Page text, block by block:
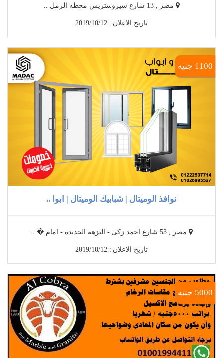
مصر , 13 شارع سيزوستريس محطه الرمل ..
تاريخ الاعلان : 2019/10/12
1100 جنيه
نوافذ الوميتال | شبابيك الوميتال | ابوا ..
مصر , 53 شارع احمد زكى - النزهه الجديده - امام � ..
تاريخ الاعلان : 2019/10/12
5000 جنيه